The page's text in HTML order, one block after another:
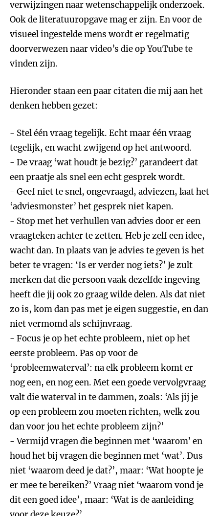
verwijzingen naar wetenschappelijk onderzoek.
Ook de literatuuropgave mag er zijn. En voor de
visueel ingestelde mens wordt er regelmatig
doorverwezen naar video’s die op YouTube te
vinden zijn.
Hieronder staan een paar citaten die mij aan het
denken hebben gezet:
- Stel één vraag tegelijk. Echt maar één vraag
tegelijk, en wacht zwijgend op het antwoord.
- De vraag ‘wat houdt je bezig?’ garandeert dat
een praatje als snel een echt gesprek wordt.
- Geef niet te snel, ongevraagd, adviezen, laat het
‘adviesmonster’ het gesprek niet kapen.
- Stop met het verhullen van advies door er een
vraagteken achter te zetten. Heb je zelf een idee,
wacht dan. In plaats van je advies te geven is het
beter te vragen: ‘Is er verder nog iets?’ Je zult
merken dat die persoon vaak dezelfde ingeving
heeft die jij ook zo graag wilde delen. Als dat niet
zo is, kom dan pas met je eigen suggestie, en dan
niet vermomd als schijnvraag.
- Focus je op het echte probleem, niet op het
eerste probleem. Pas op voor de
‘probleemwaterval’: na elk probleem komt er
nog een, en nog een. Met een goede vervolgvraag
valt die waterval in te dammen, zoals: ‘Als jij je
op een probleem zou moeten richten, welk zou
dan voor jou het echte probleem zijn?’
- Vermijd vragen die beginnen met ‘waarom’ en
houd het bij vragen die beginnen met ‘wat’. Dus
niet ‘waarom deed je dat?’, maar: ‘Wat hoopte je
er mee te bereiken?’ Vraag niet ‘waarom vond je
dit een goed idee’, maar: ‘Wat is de aanleiding